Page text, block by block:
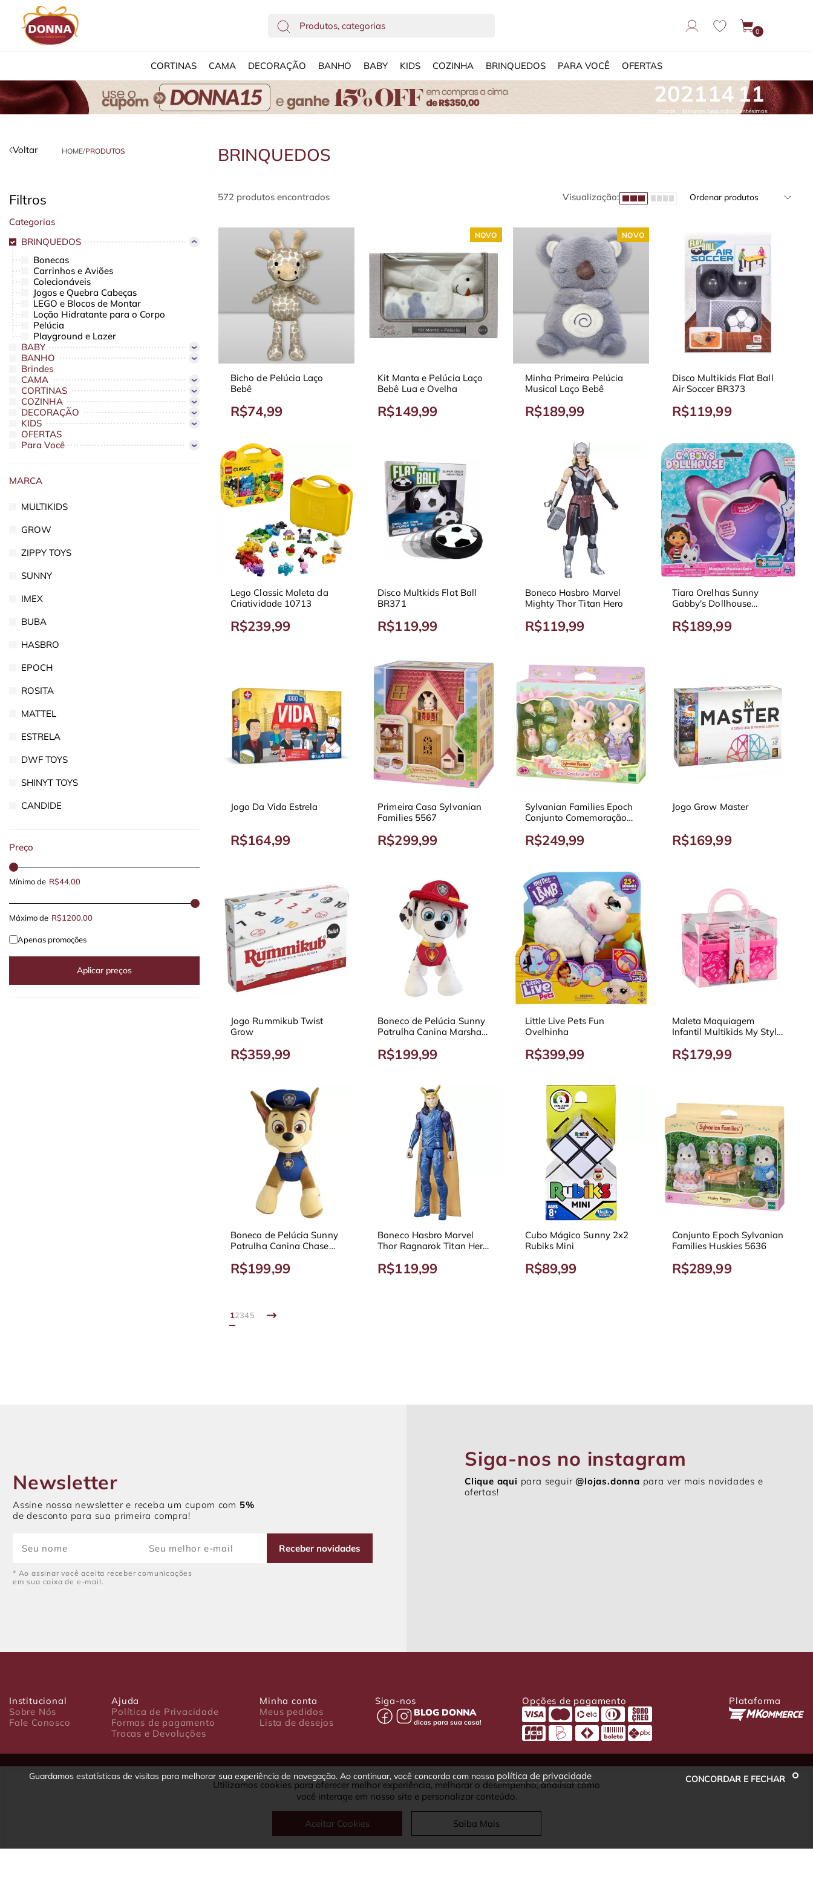
0
CORTINAS CAMA DECORAÇÃO BANHO BABY KIDS COZINHA BRINQUEDOS PARA VOCÊ OFERTAS
20
Horas
21
Minutos
13
Segundos
23
Centésimos
Voltar HOME/PRODUTOS
Filtros
Categorias
BRINQUEDOS
Bonecas
Carrinhos e Aviões
Colecionáveis
Jogos e Quebra Cabeças
LEGO e Blocos de Montar
Loção Hidratante para o Corpo
Pelúcia
Playground e Lazer
BABY
BANHO
Brindes
CAMA
CORTINAS
COZINHA
DECORAÇÃO
KIDS
OFERTAS
Para Você
MARCA
MULTIKIDS
GROW
ZIPPY TOYS
SUNNY
IMEX
BUBA
HASBRO
EPOCH
ROSITA
MATTEL
ESTRELA
DWF TOYS
SHINYT TOYS
CANDIDE
Preço
Mínimo de R$44,00
Máximo de R$1200,00
Apenas promoções
Aplicar preços
BRINQUEDOS
572 produtos encontrados Visualização: Ordenar produtos
Bicho de Pelúcia Laço
Bebê
R$74,99
NOVO
Kit Manta e Pelúcia Laço
Bebê Lua e Ovelha
R$149,99
NOVO
Minha Primeira Pelúcia
Musical Laço Bebê
R$189,99
Disco Multikids Flat Ball
Air Soccer BR373
R$119,99
Lego Classic Maleta da
Criatividade 10713
R$239,99
Disco Multkids Flat Ball
BR371
R$119,99
Boneco Hasbro Marvel
Mighty Thor Titan Hero
R$119,99
Tiara Orelhas Sunny
Gabby's Dollhouse
R$189,99
Jogo Da Vida Estrela
R$164,99
Primeira Casa Sylvanian
Families 5567
R$299,99
Sylvanian Families Epoch
Conjunto Comemoração
R$249,99
Jogo Grow Master
R$169,99
Jogo Rummikub Twist
Grow
R$359,99
Boneco de Pelúcia Sunny
Patrulha Canina Marshall
R$199,99
Little Live Pets Fun
Ovelhinha
R$399,99
Maleta Maquiagem
Infantil Multikids My Style
R$179,99
Boneco de Pelúcia Sunny
Patrulha Canina Chase
R$199,99
Boneco Hasbro Marvel
Thor Ragnarok Titan Hero
R$119,99
Cubo Mágico Sunny 2x2
Rubiks Mini
R$89,99
Conjunto Epoch Sylvanian
Families Huskies 5636
R$289,99
12345
Newsletter
Assine nossa newsletter e receba um cupom com 5%
de desconto para sua primeira compra!
Receber novidades
* Ao assinar você aceita receber comunicações
em sua caixa de e-mail.
Siga-nos no instagram
Clique aqui para seguir@lojas.donna para ver mais novidades e
ofertas!
Institucional
Sobre Nós
Fale Conosco
Ajuda
Política de Privacidade
Formas de pagamento
Trocas e Devoluções
Minha conta
Meus pedidos
Lista de desejos
Siga-nos
BLOG DONNA
dicas para sua casa!
Opções de pagamento Plataforma
Luxo Comércio de Presentes Ltda. Av. João Gualberto, 1758 - CEP 80030-001 - Curitiba - PR
CNPJ: 22.245.892/0001-23 - Inscrição Estadual 90699488-79 - Fone/fax: (41) 4063-5302
Utilizamos cookies para oferecer melhor experiência, melhorar o desempenho, analisar como
você interage em nosso site e personalizar conteúdo.
Aceitar Cookies Saiba Mais
Guardamos estatísticas de visitas para melhorar sua experiência de navegação. Ao continuar, você concorda com nossa política de privacidade CONCORDAR E FECHAR